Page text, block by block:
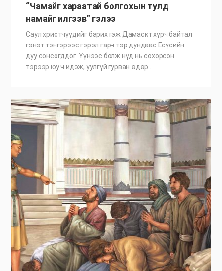
“Чамайг хараатай болгохын тулд
намайг илгээв” гэлээ
Саул христчүүдийг барих гэж Дамаскт хүрч байтал
гэнэт тэнгэрээс гэрэл гарч тэр дундаас Есүсийн
дуу сонсогддог. Үүнээс болж нүд нь сохорсон
тэрээр юу ч идэж, уулгүй гурван өдөр…